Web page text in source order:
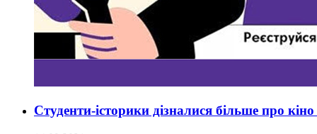
Студенти-історики дізналися більше про